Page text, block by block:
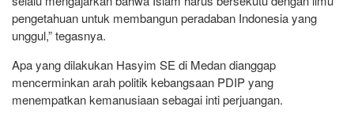
pengetahuan untuk membangun peradaban Indonesia yang
unggul,” tegasnya.
Apa yang dilakukan Hasyim SE di Medan dianggap
mencerminkan arah politik kebangsaan PDIP yang
menempatkan kemanusiaan sebagai inti perjuangan.